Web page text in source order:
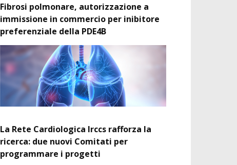
Fibrosi polmonare, autorizzazione a
immissione in commercio per inibitore
preferenziale della PDE4B
La Rete Cardiologica Irccs rafforza la
ricerca: due nuovi Comitati per
programmare i progetti